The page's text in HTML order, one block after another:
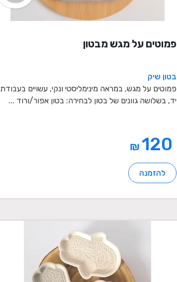
פמוטים על מגש מבטון
בטון שיק
פמוטים על מגש, במראה מינימליסטי ונקי, עשויים בעבודת
יד, בשלושה גוונים של בטון לבחירה: בטון אפור/ורוד ...
₪
להזמנה